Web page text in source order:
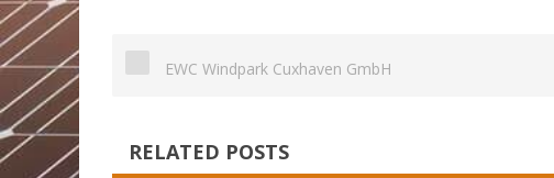
EWC Windpark Cuxhaven GmbH
RELATED POSTS